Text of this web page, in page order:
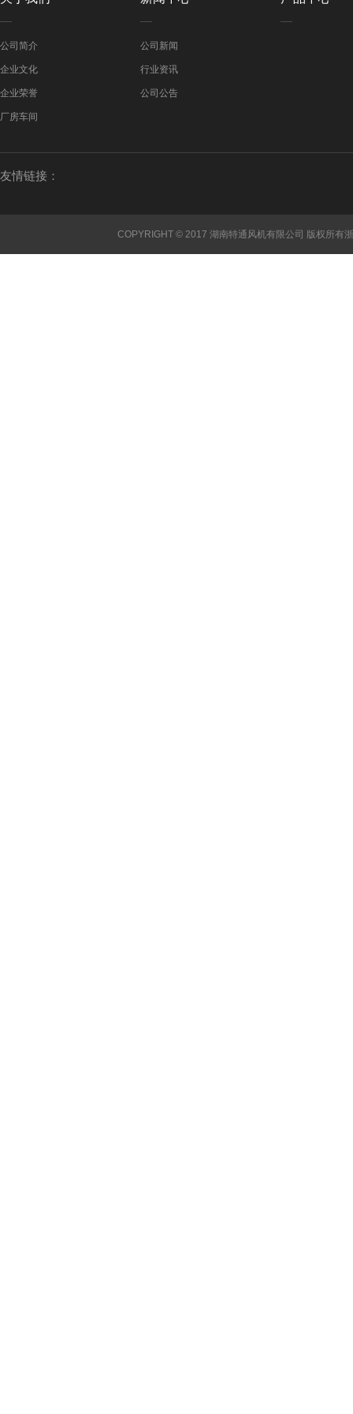
公司简介
企业文化
企业荣誉
厂房车间
公司新闻
行业资讯
公司公告
友情链接：
COPYRIGHT © 2017 湖南特通风机有限公司 版权所有